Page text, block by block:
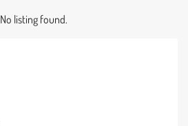
No listing found.